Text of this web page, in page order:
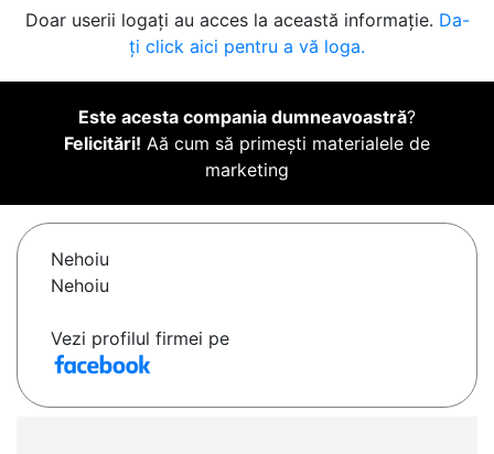
Doar userii logați au acces la această informație. Da-
ți click aici pentru a vă loga.
Este acesta compania dumneavoastră?
Felicitări! Aă cum să primești materialele de
marketing
Nehoiu
Nehoiu
Vezi profilul firmei pe